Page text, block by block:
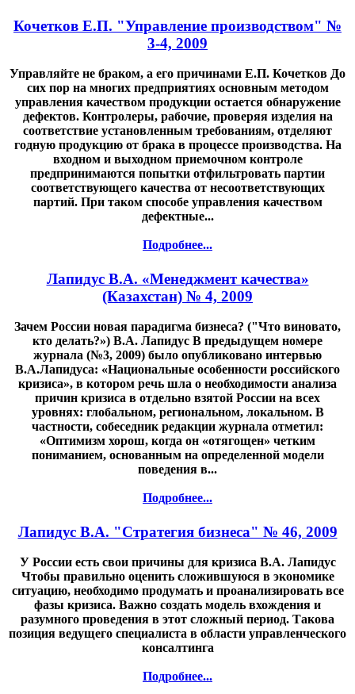
Кочетков Е.П. "Управление производством" №
3-4, 2009
Управляйте не браком, а его причинами Е.П. Кочетков До
сих пор на многих предприятиях основным методом
управления качеством продукции остается обнаружение
дефектов. Контролеры, рабочие, проверяя изделия на
соответствие установленным требованиям, отделяют
годную продукцию от брака в процессе производства. На
входном и выходном приемочном контроле
предпринимаются попытки отфильтровать партии
соответствующего качества от несоответствующих
партий. При таком способе управления качеством
дефектные...
Подробнее...
Лапидус В.А. «Менеджмент качества»
(Казахстан) № 4, 2009
Зачем России новая парадигма бизнеса? ("Что виновато,
кто делать?») В.А. Лапидус В предыдущем номере
журнала (№3, 2009) было опубликовано интервью
В.А.Лапидуса: «Национальные особенности российского
кризиса», в котором речь шла о необходимости анализа
причин кризиса в отдельно взятой России на всех
уровнях: глобальном, региональном, локальном. В
частности, собеседник редакции журнала отметил:
«Оптимизм хорош, когда он «отягощен» четким
пониманием, основанным на определенной модели
поведения в...
Подробнее...
Лапидус В.А. "Стратегия бизнеса" № 46, 2009
У России есть свои причины для кризиса В.А. Лапидус
Чтобы правильно оценить сложившуюся в экономике
ситуацию, необходимо продумать и проанализировать все
фазы кризиса. Важно создать модель вхождения и
разумного проведения в этот сложный период. Такова
позиция ведущего специалиста в области управленческого
консалтинга
Подробнее...